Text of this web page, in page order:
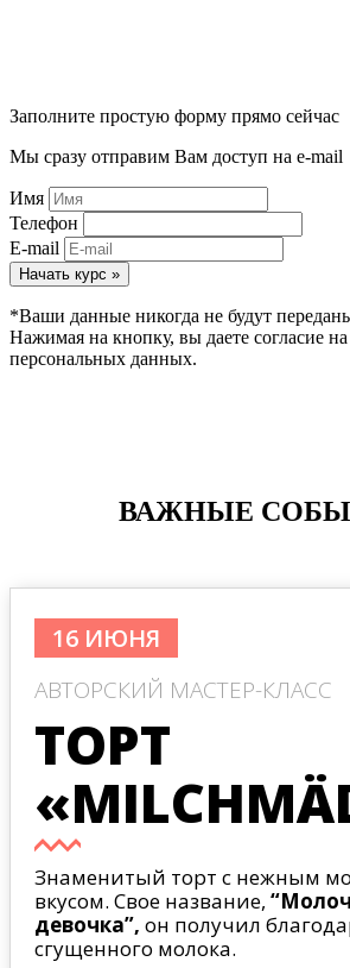
Заполните простую форму прямо сейчас
Мы сразу отправим Вам доступ на e-mail
Имя
Телефон
E-mail
Начать курс »
*Ваши данные никогда не будут
Нажимая на кнопку, вы даете согласие
персональных данных.
ВАЖНЫЕ
16 ИЮНЯ
АВТОРСКИЙ МАСТЕР-КЛАСС
ТОРТ
Знаменитый торт с нежным
вкусом. Свое название,
девочка”, он получил
сгущенного молока.